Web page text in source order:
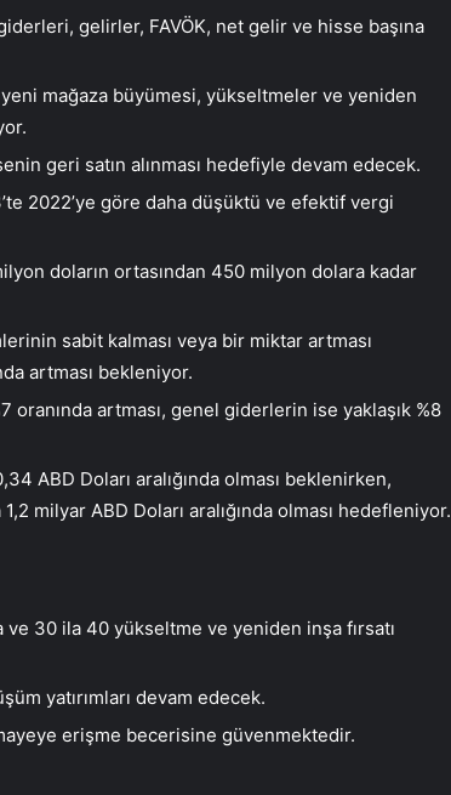
gelirler, FAVÖK, net gelir ve hisse başına
mağaza büyümesi, yükseltmeler ve yeniden
geri satın alınması hedefiyle devam edecek.
2022’ye göre daha düşüktü ve efektif vergi
doların ortasından 450 milyon dolara kadar
sabit kalması veya bir miktar artması
artması bekleniyor.
oranında artması, genel giderlerin ise yaklaşık %8
ABD Doları aralığında olması beklenirken,
milyar ABD Doları aralığında olması hedefleniyor.
30 ila 40 yükseltme ve yeniden inşa fırsatı
yatırımları devam edecek.
erişme becerisine güvenmektedir.